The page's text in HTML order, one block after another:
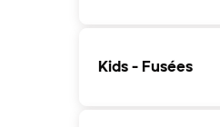
Kids - Fusées